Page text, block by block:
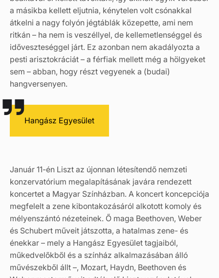
a másikba kellett eljutnia, kénytelen volt csónakkal
átkelni a nagy folyón jégtáblák közepette, ami nem
ritkán – ha nem is veszéllyel, de kellemetlenséggel és
időveszteséggel járt. Ez azonban nem akadályozta a
pesti arisztokráciát – a férfiak mellett még a hölgyeket
sem – abban, hogy részt vegyenek a (budai)
hangversenyen.
Hangász Egyesület
Január 11-én Liszt az újonnan létesítendő nemzeti
konzervatórium megalapításának javára rendezett
koncertet a Magyar Színházban. A koncert koncepciója
megfelelt a zene kibontakozásáról alkotott komoly és
mélyenszántó nézeteinek. Ő maga Beethoven, Weber
és Schubert műveit játszotta, a hatalmas zene- és
énekkar – mely a Hangász Egyesület tagjaiból,
műkedvelőkből és a színház alkalmazásában álló
művészekből állt –, Mozart, Haydn, Beethoven és